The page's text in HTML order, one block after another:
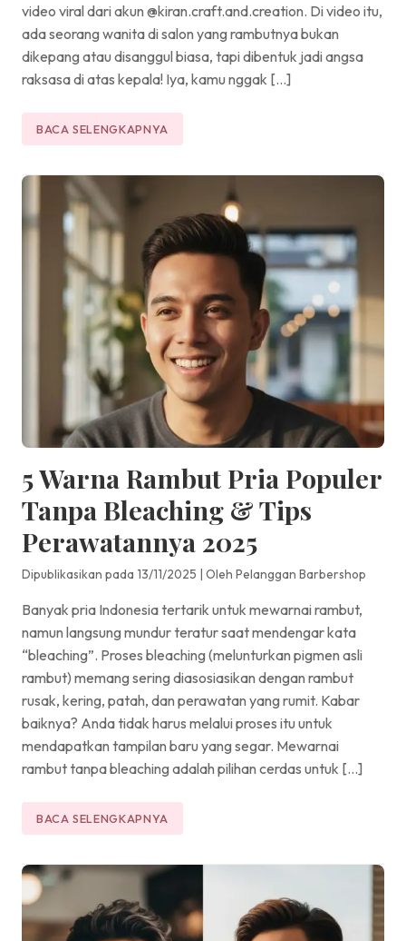
video viral dari akun @kiran.craft.and.creation. Di video itu,
ada seorang wanita di salon yang rambutnya bukan
dikepang atau disanggul biasa, tapi dibentuk jadi angsa
raksasa di atas kepala! Iya, kamu nggak […]
BACA SELENGKAPNYA
5 Warna Rambut Pria Populer
Tanpa Bleaching & Tips
Perawatannya 2025
Dipublikasikan pada 13/11/2025 | Oleh Pelanggan Barbershop
Banyak pria Indonesia tertarik untuk mewarnai rambut,
namun langsung mundur teratur saat mendengar kata
“bleaching”. Proses bleaching (melunturkan pigmen asli
rambut) memang sering diasosiasikan dengan rambut
rusak, kering, patah, dan perawatan yang rumit. Kabar
baiknya? Anda tidak harus melalui proses itu untuk
mendapatkan tampilan baru yang segar. Mewarnai
rambut tanpa bleaching adalah pilihan cerdas untuk […]
BACA SELENGKAPNYA